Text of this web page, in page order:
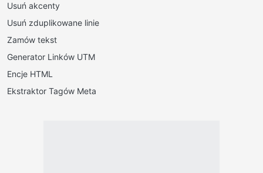
Usuń akcenty
Usuń zduplikowane linie
Zamów tekst
Generator Linków UTM
Encje HTML
Ekstraktor Tagów Meta